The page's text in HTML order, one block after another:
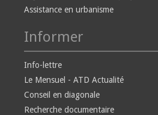
Assistance en urbanisme
Informer
Info-lettre
Le Mensuel - ATD Actualité
Conseil en diagonale
Recherche documentaire